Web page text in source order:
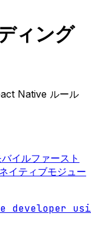
ィング
Native ルール
イルファースト
イティブモジュー
developer